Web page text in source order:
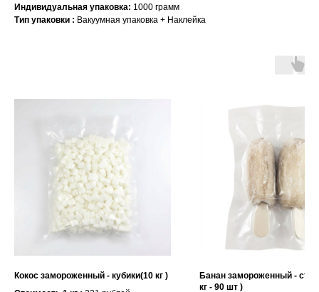
Индивидуальная упаковка: 1000 грамм
Тип упаковки : Вакуумная упаковка + Наклейка
Кокос замороженный - кубики(10 кг )
Банан замороженный - стик
кг - 90 шт )